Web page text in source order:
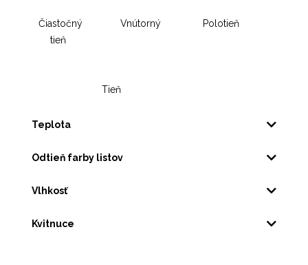
Čiastočný
tieň
Vnútorný Polotieň
Tieň
Teplota
Odtieň farby listov
Vlhkosť
Kvitnuce